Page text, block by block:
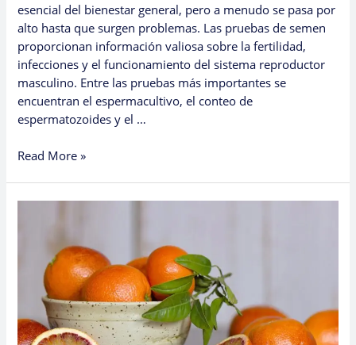
esencial del bienestar general, pero a menudo se pasa por
alto hasta que surgen problemas. Las pruebas de semen
proporcionan información valiosa sobre la fertilidad,
infecciones y el funcionamiento del sistema reproductor
masculino. Entre las pruebas más importantes se
encuentran el espermacultivo, el conteo de
espermatozoides y el …
Read More »
Prueba
Sangre
CBC
y